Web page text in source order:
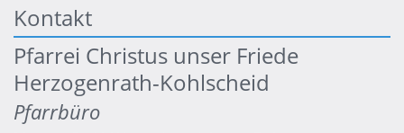
Kontakt
Pfarrei Christus unser Friede
Herzogenrath-Kohlscheid
Pfarrbüro